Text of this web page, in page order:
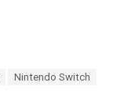
Nintendo Switch